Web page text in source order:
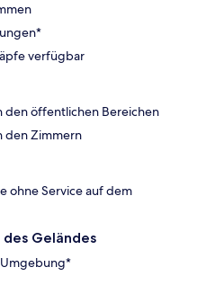
verfügbar
den öffentlichen Bereichen
den Zimmern
ohne Service auf dem
Geländes